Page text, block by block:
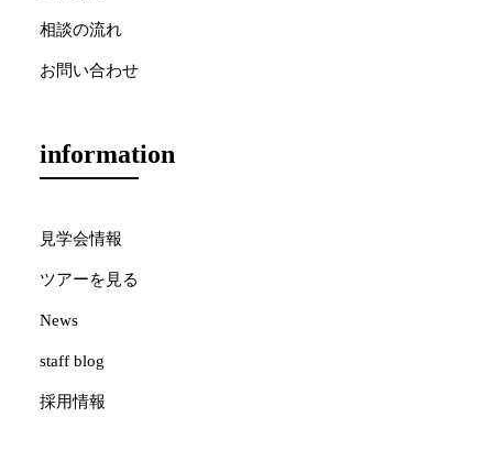
相談の流れ
お問い合わせ
information
見学会情報
ツアーを見る
News
staff blog
採用情報